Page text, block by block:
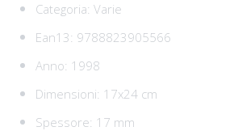
Categoria: Varie
Ean13: 9788823905566
Anno: 1998
Dimensioni: 17x24 cm
Spessore: 17 mm